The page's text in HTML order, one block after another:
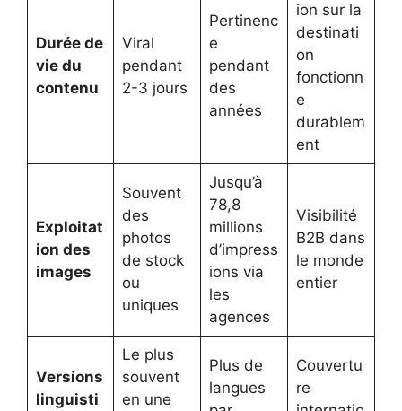
Durée de
vie du
contenu
Viral
pendant
2-3 jours
Pertinenc
e
pendant
des
années
ion sur la
destinati
on
fonctionn
e
durablem
ent
Exploitat
ion des
images
Souvent
des
photos
de stock
ou
uniques
Jusqu’à
78,8
millions
d’impress
ions via
les
agences
Visibilité
B2B dans
le monde
entier
Versions
linguisti
Le plus
souvent
en une
Plus de
langues
Couvertu
re